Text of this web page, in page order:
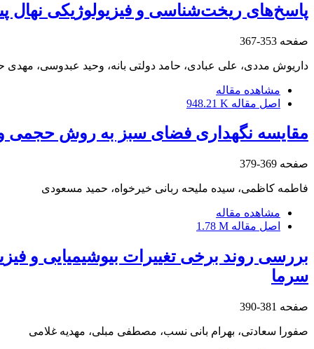
پاسخ‌های ریخت‌شناسی و فیزیولوژیکی نهال
صفحه 353-367
داریوش مددی، علی عبادی، حامد دولتی بانه، وحید عبدوسی، مهدی
مشاهده مقاله
اصل مقاله 948.21 K
مقایسه نگه‎داری فضای سبز به روش حجمی و ریزآیتمی از دیدگاه ناظران و پیمانکاران
صفحه 369-379
فاطمه کاظمی، سیده ملیحه ربانی خیرخواه، حمید مسعودی
مشاهده مقاله
اصل مقاله 1.78 M
سرما
صفحه 381-390
صفورا سعادتی، بهرام بانی نسب، مصطفی مبلی، مهدیه غلامی